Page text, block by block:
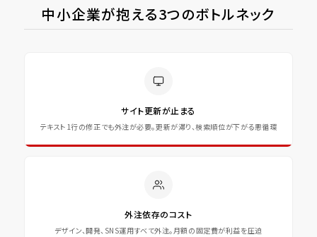
中小企業が抱える3つのボトルネック
サイト更新が止まる
テキスト1行の修正でも外注が必要。更新が滞り、検索順位が下がる悪循環
外注依存のコスト
デザイン、開発、SNS運用すべて外注。月額の固定費が利益を圧迫